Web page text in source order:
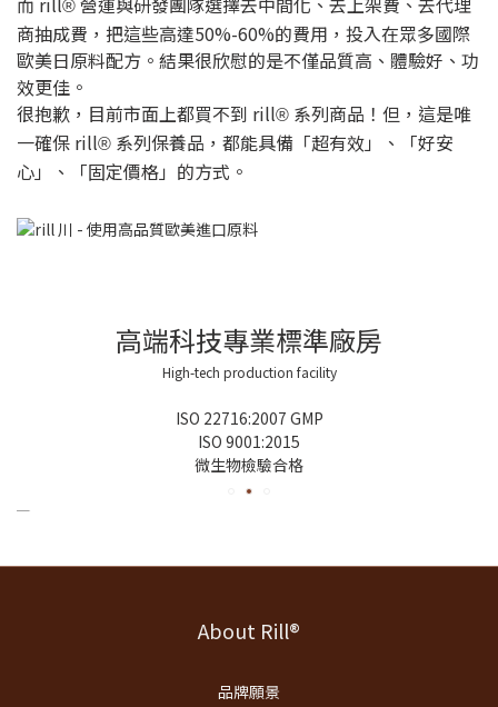
®
商抽成費，把這些高達50%-60%的費用，投入在眾多國際
歐美日原料配方。結果很欣慰的是不僅品質高、體驗好、功
效更佳。
很抱歉，目前市面上都買不到 rill® 系列商品！但，這是唯
一確保 rill® 系列保養品，都能具備「超有效」、「好安
心」、「固定價格」的方式。
高端科技專業標準廠房
High-tech production facility
ISO 22716:2007 GMP
ISO 9001:2015
微生物檢驗合格
About Rill®
品牌願景